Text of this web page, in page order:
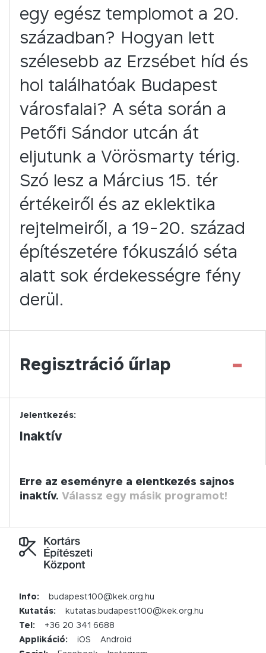
egy egész templomot a 20.
században? Hogyan lett
szélesebb az Erzsébet híd és
hol találhatóak Budapest
városfalai? A séta során a
Petőfi Sándor utcán át
eljutunk a Vörösmarty térig.
Szó lesz a Március 15. tér
értékeiről és az eklektika
rejtelmeiről, a 19-20. század
építészetére fókuszáló séta
alatt sok érdekességre fény
derül.
Regisztráció űrlap -
Jelentkezés:
Inaktív
Erre az eseményre a elentkezés sajnos
inaktív. Válassz egy másik programot!
Info:
budapest100@kek.org.hu
Kutatás:
kutatas.budapest100@kek.org.hu
Tel:
+36 20 341 6688
Applikáció:
iOS
Android